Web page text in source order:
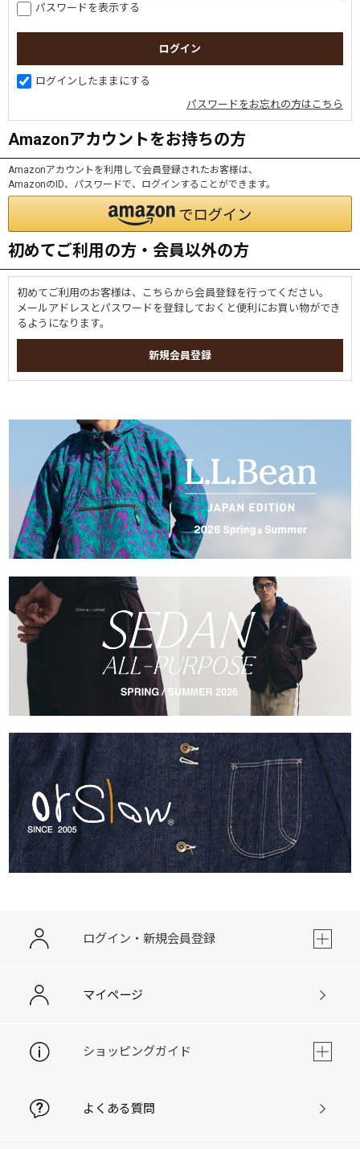
パスワードを表示する
ログインしたままにする
パスワードをお忘れの方はこちら
Amazonアカウントをお持ちの方
Amazonアカウントを利用して会員登録されたお客様は、
AmazonのID、パスワードで、ログインすることができます。
初めてご利用の方・会員以外の方
初めてご利用のお客様は、こちらから会員登録を行ってください。
メールアドレスとパスワードを登録しておくと便利にお買い物ができ
るようになります。
ログイン・新規会員登録
マイページ
ショッピングガイド
よくある質問